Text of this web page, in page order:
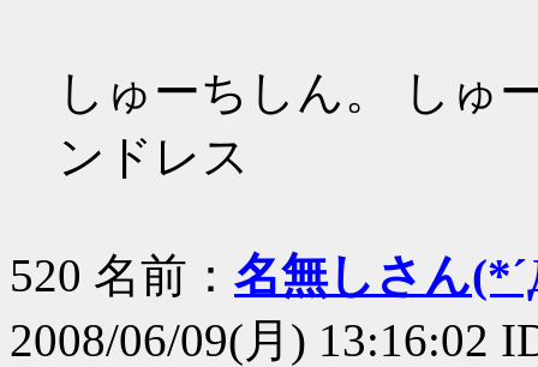
しゅーちしん。 しゅ
ンドレス
520 名前： 名無しさん
2008/06/09(月) 13:16:02